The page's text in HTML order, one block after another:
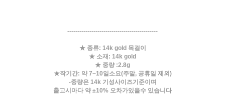
---------------------------------------------
★ 종류: 14k gold 목걸이
★ 소재: 14k gold
★ 중량 :2.8g
★작기간: 약 7~10일소요(주말, 공휴일 제외)
-중량은 14k 기성사이즈기준이며
출고시마다 약 ±10% 오차가있을수 있습니다